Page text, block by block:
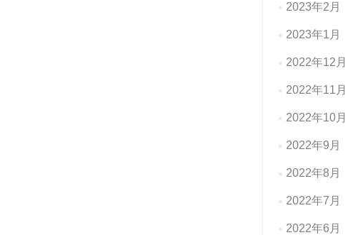
2023年2月
2023年1月
2022年12月
2022年11月
2022年10月
2022年9月
2022年8月
2022年7月
2022年6月